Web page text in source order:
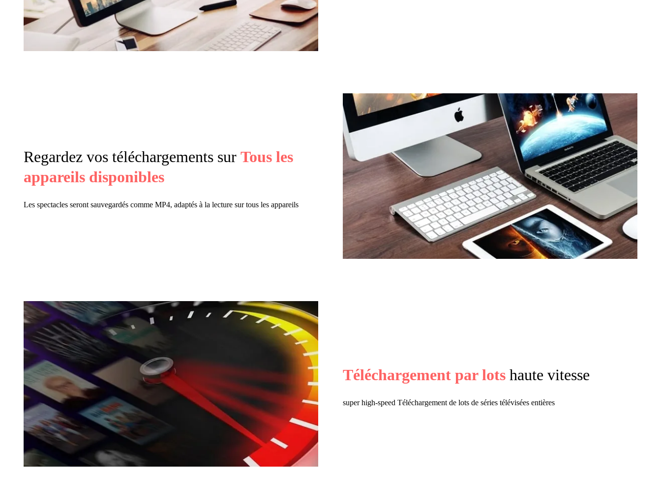
Regardez vos téléchargements sur Tous les
appareils disponibles
Les spectacles seront sauvegardés comme MP4, adaptés à la lecture sur tous les appareils
Téléchargement par lotshaute vitesse
super high-speed Téléchargement de lots de séries télévisées entières